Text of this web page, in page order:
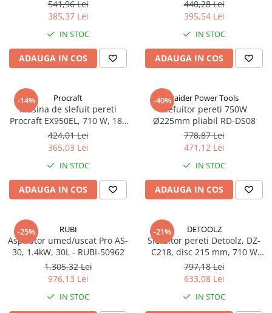
541,96 Lei
385,37 Lei
IN STOC
ADAUGA IN COS
trepte
440,28 Lei
395,54 Lei
IN STOC
ADAUGA IN COS
-14% Procraft
Masina de slefuit pereti
Procraft EX950EL, 710 W, 180
mm, 1200-2500 rot/min cu
aspirator + sac
424,01 Lei
365,03 Lei
IN STOC
ADAUGA IN COS
-40%Raider Power Tools
Slefuitor pereti 750W
Ø225mm pliabil RD-DS08
778,87 Lei
471,12 Lei
IN STOC
ADAUGA IN COS
-25% RUBI
Aspirator umed/uscat Pro AS-
30, 1.4kW, 30L - RUBI-50962
1.305,32 Lei
976,13 Lei
IN STOC
-21% DETOOLZ
Slefuitor pereti Detoolz, DZ-
C218, disc 215 mm, 710 W
1700 RPM, extensibil cu
aspirator si sac
797,18 Lei
633,08 Lei
IN STOC